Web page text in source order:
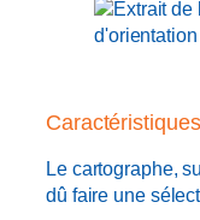
Le cartographe,
dû faire une